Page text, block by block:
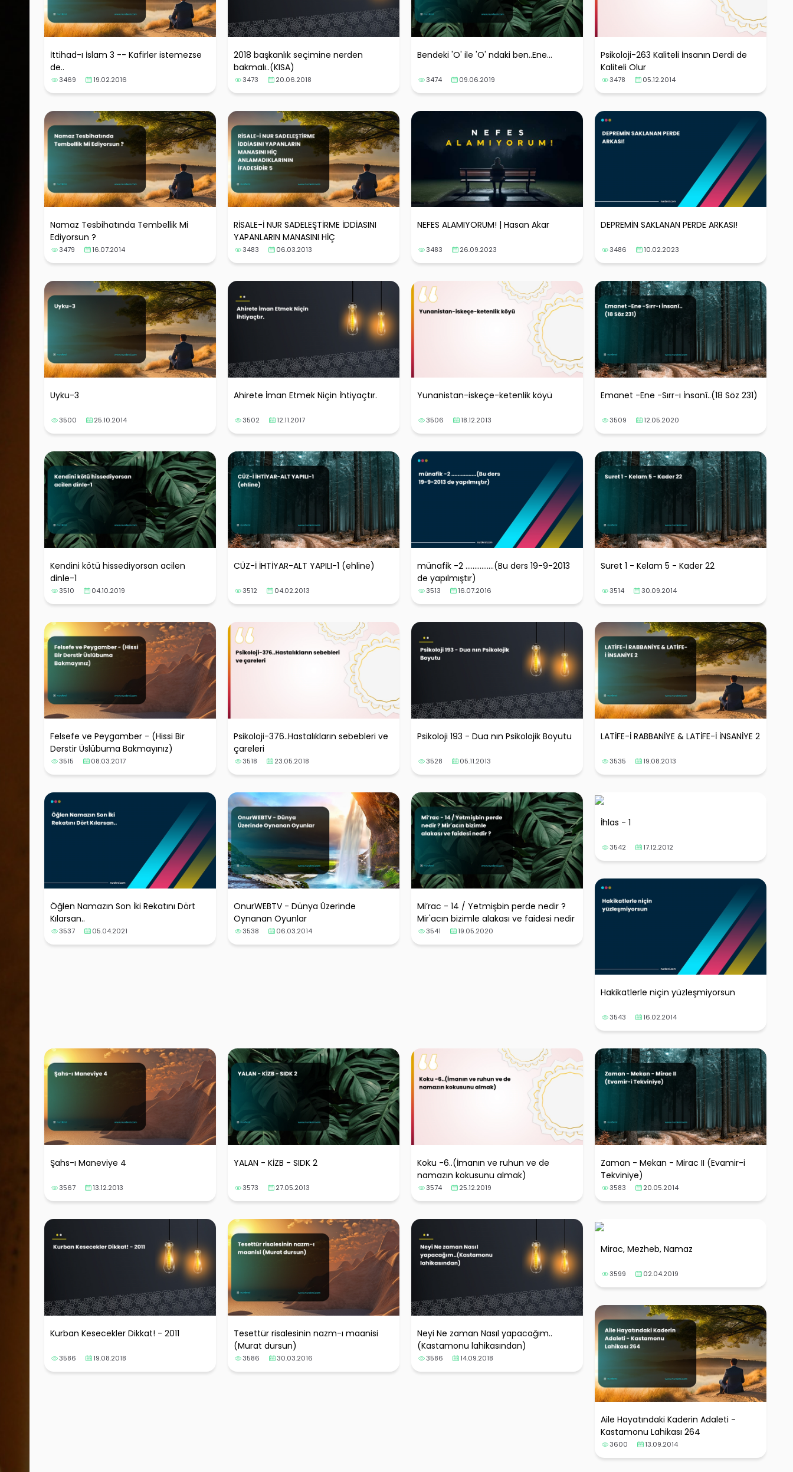
İttihad-ı İslam 3 -- Kafirler istemezse
de..
3469 19.02.2016
2018 başkanlık seçimine nerden
bakmalı..(KISA)
3473 20.06.2018
Bendeki 'O' ile 'O' ndaki ben..Ene...
3474 09.06.2019
Psikoloji-263 Kaliteli İnsanın Derdi de
Kaliteli Olur
3478 05.12.2014
Namaz Tesbihatında Tembellik Mi
Ediyorsun ?
3479 16.07.2014
RİSALE-İ NUR SADELEŞTİRME İDDİASINI
YAPANLARIN MANASINI HİÇ
ANLAMADIKLARININ İFADESİDİR 5
3483 06.03.2013
NEFES ALAMIYORUM! | Hasan Akar
3483 26.09.2023
DEPREMİN SAKLANAN PERDE ARKASI!
3486 10.02.2023
Uyku-3
3500 25.10.2014
Ahirete İman Etmek Niçin İhtiyaçtır.
3502 12.11.2017
Yunanistan-iskeçe-ketenlik köyü
3506 18.12.2013
Emanet -Ene -Sırr-ı İnsanî..(18 Söz 231)
3509 12.05.2020
Kendini kötü hissediyorsan acilen
dinle-1
3510 04.10.2019
CÜZ-İ İHTİYAR-ALT YAPILI-1 (ehline)
3512 04.02.2013
münafik -2 ................(Bu ders 19-9-2013
de yapılmıştır)
3513 16.07.2016
Suret 1 - Kelam 5 - Kader 22
3514 30.09.2014
Felsefe ve Peygamber - (Hissi Bir
Derstir Üslübuma Bakmayınız)
3515 08.03.2017
Psikoloji-376..Hastalıkların sebebleri ve
çareleri
3518 23.05.2018
Psikoloji 193 - Dua nın Psikolojik Boyutu
3528 05.11.2013
LATİFE-İ RABBANİYE & LATİFE-İ İNSANİYE 2
3535 19.08.2013
Öğlen Namazın Son İki Rekatını Dört
Kılarsan..
3537 05.04.2021
OnurWEBTV - Dünya Üzerinde
Oynanan Oyunlar
3538 06.03.2014
Mi’rac - 14 / Yetmişbin perde nedir ?
Mir'acın bizimle alakası ve faidesi nedir
? 3541 19.05.2020
İhlas - 1
3542 17.12.2012
Hakikatlerle niçin yüzleşmiyorsun
3543 16.02.2014
Şahs-ı Maneviye 4
3567 13.12.2013
YALAN - KİZB - SIDK 2
3573 27.05.2013
Koku -6..(İmanın ve ruhun ve de
namazın kokusunu almak)
3574 25.12.2019
Zaman - Mekan - Mirac II (Evamir-i
Tekviniye)
3583 20.05.2014
Kurban Kesecekler Dikkat! - 2011
3586 19.08.2018
Tesettür risalesinin nazm-ı maanisi
(Murat dursun)
3586 30.03.2016
Neyi Ne zaman Nasıl yapacağım..
(Kastamonu lahikasından)
3586 14.09.2018
Mirac, Mezheb, Namaz
3599 02.04.2019
Aile Hayatındaki Kaderin Adaleti -
Kastamonu Lahikası 264
3600 13.09.2014